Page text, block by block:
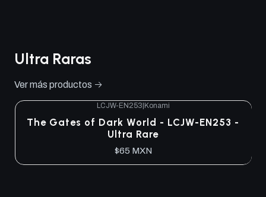
Ultra Raras
Ver más productos
LCJW-EN253 Konami
The Gates of Dark World - LCJW-EN253 -
Ultra Rare
$65 MXN